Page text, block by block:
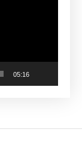
05:16